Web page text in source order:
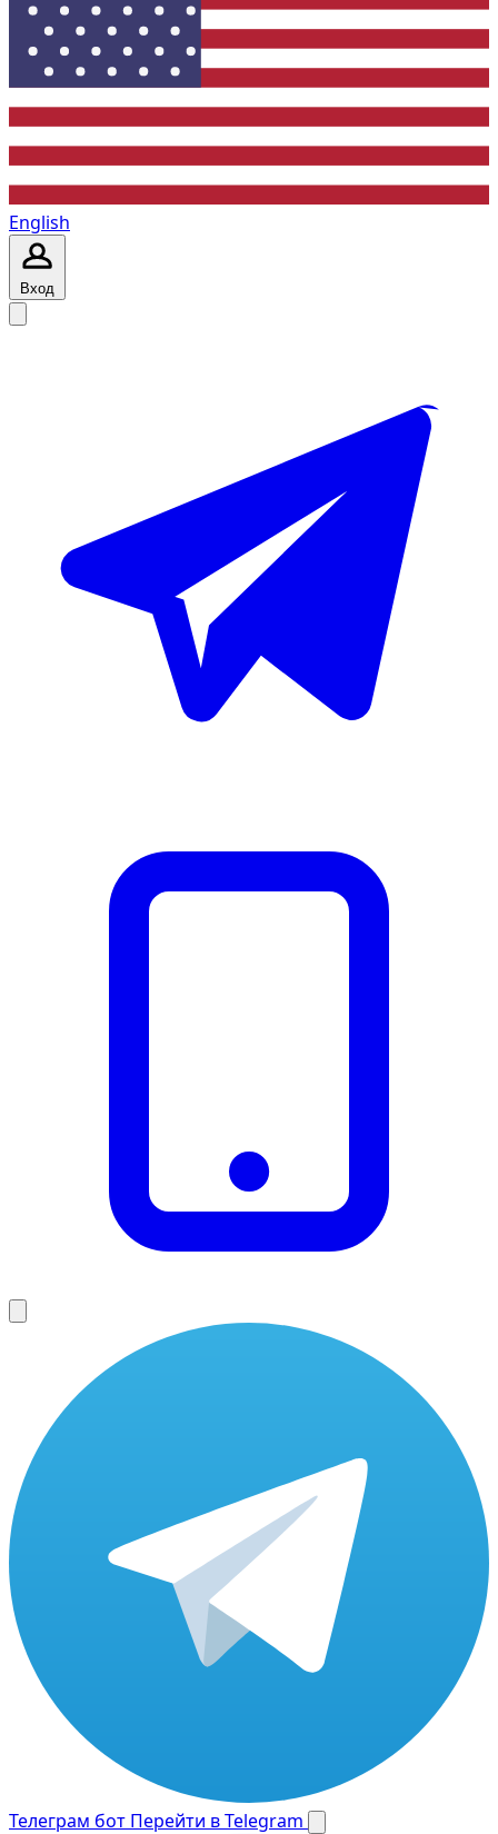
English
Вход
Телеграм бот Перейти в Telegram